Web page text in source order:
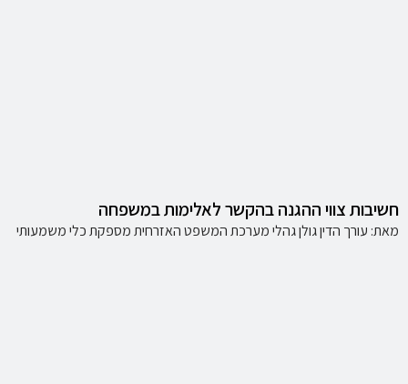
חשיבות צווי ההגנה בהקשר לאלימות במשפחה
מאת: עורך הדין גולן גהלי מערכת המשפט האזרחית מספקת כלי משמעותי